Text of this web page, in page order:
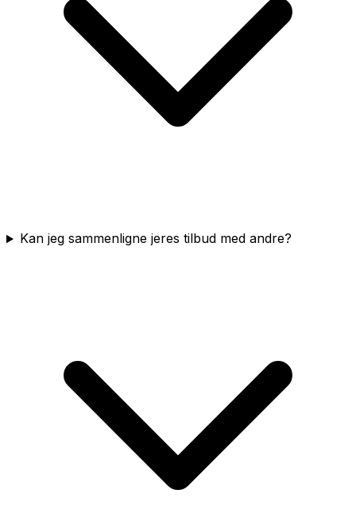
Kan jeg sammenligne jeres tilbud med andre?